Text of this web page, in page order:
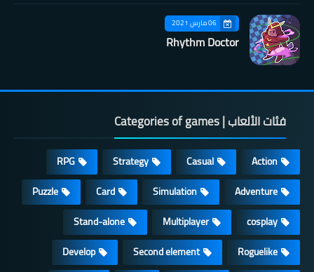
06 مارس 2021
Rhythm Doctor
فئات الألعاب | Categories of games
Action
Casual
Strategy
RPG
Adventure
Simulation
Card
Puzzle
cosplay
Multiplayer
Stand-alone
Roguelike
Second element
Develop